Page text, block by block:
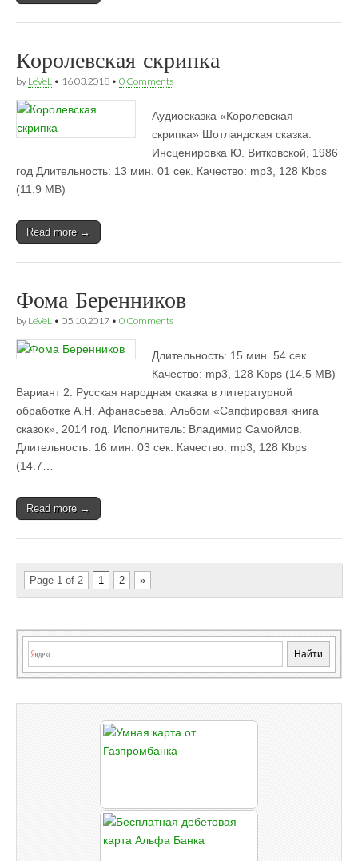
Королевская скрипка
by LeVeL • 16.03.2018 • 0 Comments
Аудиосказка «Королевская
скрипка» Шотландская сказка.
Инсценировка Ю. Витковской, 1986
год Длительность: 13 мин. 01 сек. Качество: mp3, 128 Kbps
(11.9 MB)
Read more →
Фома Беренников
by LeVeL • 05.10.2017 • 0 Comments
Длительность: 15 мин. 54 сек.
Качество: mp3, 128 Kbps (14.5 MB)
Вариант 2. Русская народная сказка в литературной
обработке А.Н. Афанасьева. Альбом «Сапфировая книга
сказок», 2014 год. Исполнитель: Владимир Самойлов.
Длительность: 16 мин. 03 сек. Качество: mp3, 128 Kbps
(14.7…
Read more →
Page 1 of 2 1 2 »